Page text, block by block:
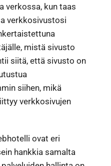
verkossa, kun taas
verkkosivustosi
mistä sivusto
siitä, että sivusto on
siihen, mikä
verkkosivujen
ovat eri
hankkia samalta